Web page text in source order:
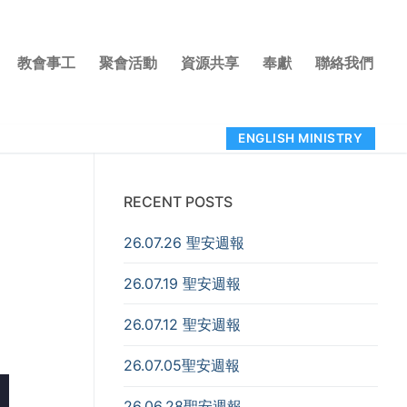
教會事工 聚會活動 資源共享 奉獻 聯絡我們
ENGLISH MINISTRY
RECENT POSTS
26.07.26 聖安週報
26.07.19 聖安週報
26.07.12 聖安週報
26.07.05聖安週報